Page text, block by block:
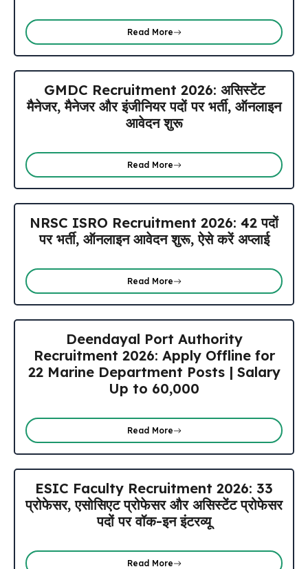
Read More
GMDC Recruitment 2026: असिस्टेंट
मैनेजर, मैनेजर और इंजीनियर पदों पर भर्ती, ऑनलाइन
आवेदन शुरू
Read More
NRSC ISRO Recruitment 2026: 42 पदों
पर भर्ती, ऑनलाइन आवेदन शुरू, ऐसे करें अप्लाई
Read More
Deendayal Port Authority
Recruitment 2026: Apply Offline for
22 Marine Department Posts | Salary
Up to ₹60,000
Read More
ESIC Faculty Recruitment 2026: 33
प्रोफेसर, एसोसिएट प्रोफेसर और असिस्टेंट प्रोफेसर
पदों पर वॉक-इन इंटरव्यू
Read More